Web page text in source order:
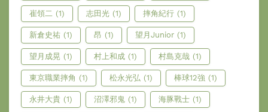
崔領二 (1) 志田光 (1) 摔角紀行 (1)
新倉史祐 (1) 昂 (1) 望月Junior (1)
望月成晃 (1) 村上和成 (1) 村島克哉 (1)
東京職業摔角 (1) 松永光弘 (1) 棒球12強 (1)
永井大貴 (1) 沼澤邪鬼 (1) 海豚戰士 (1)